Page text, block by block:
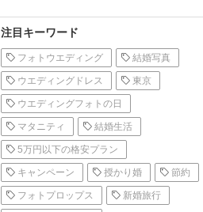
注目キーワード
フォトウエディング 結婚写真
ウエディングドレス 東京
ウエディングフォトの日
マタニティ 結婚生活
5万円以下の格安プラン
キャンペーン 授かり婚 節約
フォトプロップス 新婚旅行